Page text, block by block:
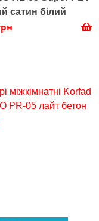
сатин білий